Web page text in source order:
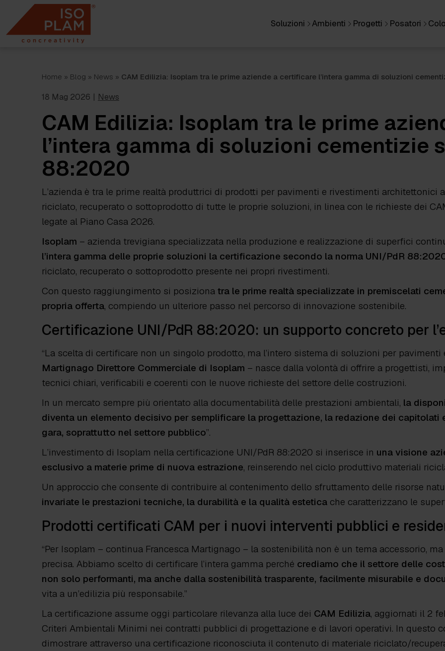
content
Soluzioni Ambienti Progetti Posatori
Home » Blog » News » CAM Edilizia: Isoplam tra le prime aziende a certificare l’intera gamma di soluzioni
18 Mag 2026 | News
CAM Edilizia: Isoplam tra le prime
l’intera gamma di soluzioni cementizie
88:2020
L’azienda è tra le prime realtà produttrici di prodotti per pavimenti e rivestimenti architettonici
riciclato, recuperato o sottoprodotto di tutte le proprie soluzioni, in linea con le richieste dei
legate al Piano Casa 2026.
Isoplam – azienda trevigiana specializzata nella produzione e realizzazione di superfici
l’intera gamma delle proprie soluzioni la certificazione secondo la norma UNI/PdR
riciclato, recuperato o sottoprodotto presente nei propri rivestimenti.
Con questo raggiungimento si posiziona tra le prime realtà specializzate in premiscelati
propria offerta, compiendo un ulteriore passo nel percorso di innovazione sostenibile.
Certificazione UNI/PdR 88:2020: un supporto concreto per
“La scelta di certificare non un singolo prodotto, ma l’intero sistema di soluzioni per
Martignago Direttore Commerciale di Isoplam – nasce dalla volontà di offrire a progettisti,
tecnici chiari, verificabili e coerenti con le nuove richieste del settore delle costruzioni.
In un mercato sempre più orientato alla documentabilità delle prestazioni ambientali, la
diventa un elemento decisivo per semplificare la progettazione, la redazione dei
gara, soprattutto nel settore pubblico”.
L’investimento di Isoplam nella certificazione UNI/PdR 88:2020 si inserisce in una visione
esclusivo a materie prime di nuova estrazione, reinserendo nel ciclo produttivo materiali
Un approccio che consente di contribuire al contenimento dello sfruttamento delle risorse
invariate le prestazioni tecniche, la durabilità e la qualità estetica che caratterizzano le
Prodotti certificati CAM per i nuovi interventi pubblici e
“Per Isoplam – continua Francesca Martignago – la sostenibilità non è un tema accessorio,
precisa. Abbiamo scelto di certificare l’intera gamma perché crediamo che il settore delle
non solo performanti, ma anche dalla sostenibilità trasparente, facilmente misurabile e
vita a un’edilizia più responsabile.”
La certificazione assume oggi particolare rilevanza alla luce dei CAM Edilizia, aggiornati il 2
Criteri Ambientali Minimi nei contratti pubblici di progettazione e di lavori operativi. In questo
dimostrare attraverso una certificazione riconosciuta il contenuto di materiale riciclato/